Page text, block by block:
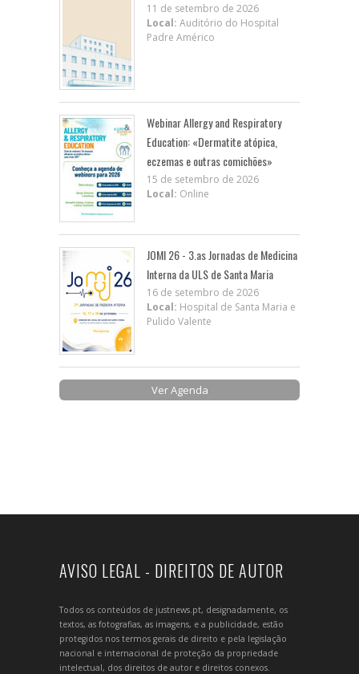
11 de setembro de 2026
Local: Auditório do Hospital
Padre Américo
Webinar Allergy and Respiratory
Education: «Dermatite atópica,
eczemas e outras comichões»
15 de setembro de 2026
Local: Online
JOMI 26 - 3.as Jornadas de Medicina
Interna da ULS de Santa Maria
16 de setembro de 2026
Local: Hospital de Santa Maria e
Pulido Valente
Ver Agenda
AVISO LEGAL - DIREITOS DE AUTOR
Todos os conteúdos de justnews.pt, designadamente, os
textos, as fotografias, as imagens, e a publicidade, estão
protegidos nos termos gerais de direito e pela legislação
nacional e internacional de proteção da propriedade
intelectual, dos direitos de autor e direitos conexos.